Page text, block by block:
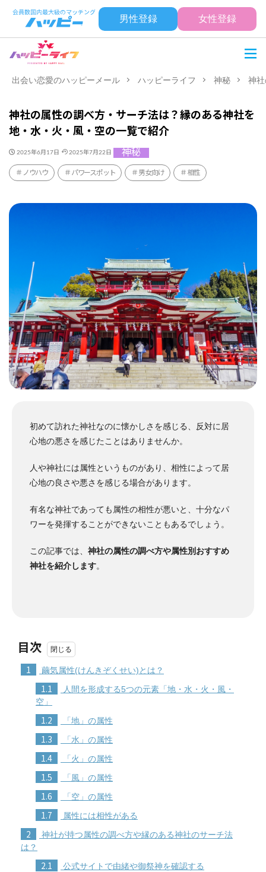
男性登録 女性登録
出会い恋愛のハッピーメール ハッピーライフ 神秘 神
神社の属性の調べ方・サーチ法は？縁のある神社を
地・水・火・風・空の一覧で紹介
2025年6月17日 2025年7月22日 神秘
ノウハウ パワースポット 男女向け 相性
初めて訪れた神社なのに懐かしさを感じる、反対に居
心地の悪さを感じたことはありませんか。
人や神社には属性というものがあり、相性によって居
心地の良さや悪さを感じる場合があります。
有名な神社であっても属性の相性が悪いと、十分なパ
ワーを発揮することができないこともあるでしょう。
この記事では、 神社の属性の調べ方や属性別おすすめ
神社を紹介します。
目次
1 繭気属性(けんきぞくせい)とは？
1.1
人間を形成する5つの元素「地・水・火・風・
空」
1.2 「地」の属性
1.3 「水」の属性
1.4 「火」の属性
1.5 「風」の属性
1.6 「空」の属性
1.7 属性には相性がある
2
神社が持つ属性の調べ方や縁のある神社のサーチ法
は？
2.1 公式サイトで由緒や御祭神を確認する